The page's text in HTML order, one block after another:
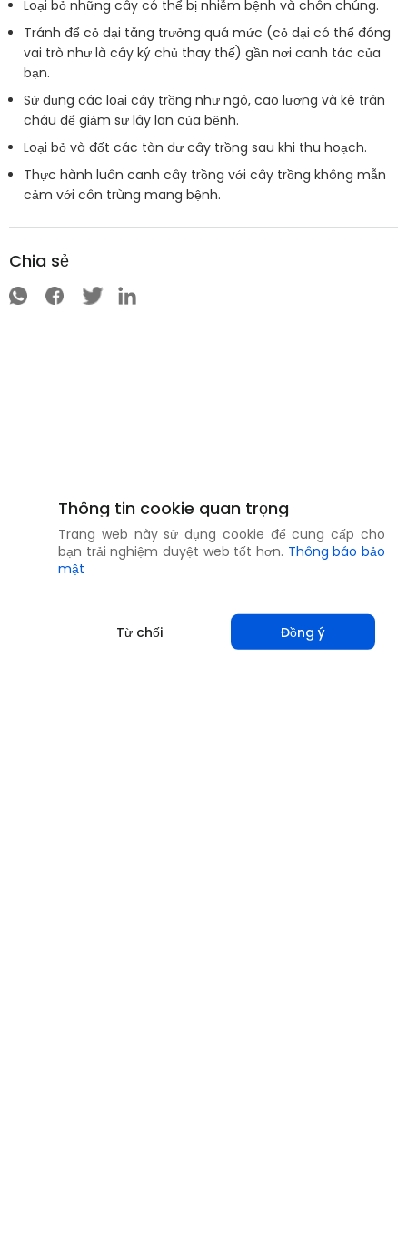
Loại bỏ những cây có thể bị nhiễm bệnh và chôn chúng.
Tránh để cỏ dại tăng trưởng quá mức (cỏ dại có thể đóng
vai trò như là cây ký chủ thay thế) gần nơi canh tác của
bạn.
Sử dụng các loại cây trồng như ngô, cao lương và kê trân
châu để giảm sự lây lan của bệnh.
Loại bỏ và đốt các tàn dư cây trồng sau khi thu hoạch.
Thực hành luân canh cây trồng với cây trồng không mẫn
cảm với côn trùng mang bệnh.
Chia sẻ
Thông tin cookie quan trọng
Trang web này sử dụng cookie để cung cấp cho
bạn trải nghiệm duyệt web tốt hơn. Thông báo bảo
mật
Từ chối Đồng ý